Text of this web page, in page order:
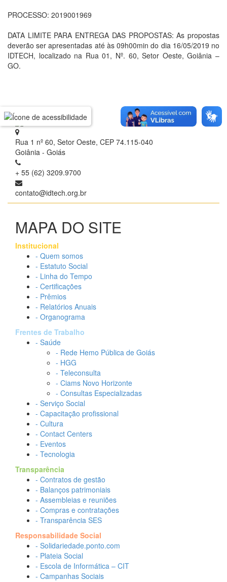
PROCESSO: 2019001969
DATA LIMITE PARA ENTREGA DAS PROPOSTAS: As propostas
deverão ser apresentadas até às 09h00min do dia 16/05/2019 no
IDTECH, localizado na Rua 01, Nº. 60, Setor Oeste, Goiânia –
GO.
Rua 1 nº 60, Setor Oeste, CEP 74.115-040
Goiânia - Goiás
+ 55 (62) 3209.9700
contato@idtech.org.br
MAPA DO SITE
Institucional
- Quem somos
- Estatuto Social
- Linha do Tempo
- Certificações
- Prêmios
- Relatórios Anuais
- Organograma
Frentes de Trabalho
- Saúde
- Rede Hemo Pública de Goiás
- HGG
- Teleconsulta
- Ciams Novo Horizonte
- Consultas Especializadas
- Serviço Social
- Capacitação profissional
- Cultura
- Contact Centers
- Eventos
- Tecnologia
Transparência
- Contratos de gestão
- Balanços patrimoniais
- Assembleias e reuniões
- Compras e contratações
- Transparência SES
Responsabilidade Social
- Solidariedade.ponto.com
- Plateia Social
- Escola de Informática – CIT
- Campanhas Sociais